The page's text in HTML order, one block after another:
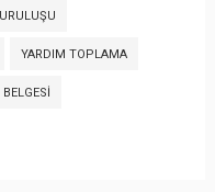
YARDIM TOPLAMA
BELGESI